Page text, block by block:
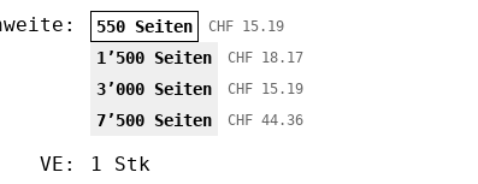
550 Seiten CHF 15.19
1’500 Seiten CHF 18.17
3’000 Seiten CHF 15.19
7’500 Seiten CHF 44.36
VE: 1 Stk